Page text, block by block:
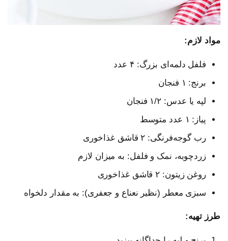
مواد لازم:
فلفل دلمه‌ای بزرگ: ۴ عدد
برنج: ۱ فنجان
لپه یا عدس: ۱/۲ فنجان
پیاز: ۱ عدد متوسط
رب گوجه‌فرنگی: ۲ قاشق غذاخوری
زردچوبه، نمک و فلفل: به میزان لازم
روغن زیتون: ۲ قاشق غذاخوری
سبزی معطر (نظیر نعناع و جعفری): به مقدار دلخواه
طرز تهیه: